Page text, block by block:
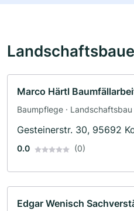
Marco Härtl
Baumpflege · Landschaftsbau
Gesteinerstr. 30, 95692
0.0 (0)
Edgar Wenisch